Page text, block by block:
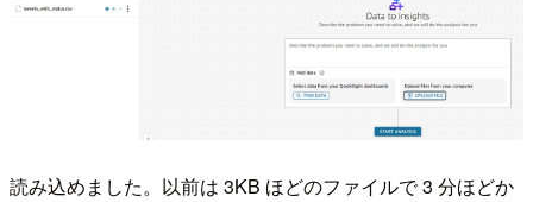
読み込めました。以前は 3KB ほどのファイルで 3 分ほどか